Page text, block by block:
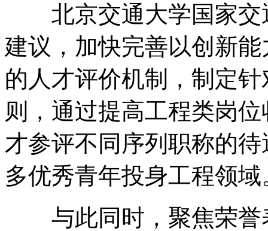
北京交通大学国家交
建议，加快完善以创新
的人才评价机制，制定
则，通过提高工程类岗
才参评不同序列职称的
多优秀青年投身工程领域
与此同时，聚焦荣誉